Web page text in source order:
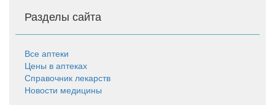
Разделы сайта
Все аптеки
Цены в аптеках
Справочник лекарств
Новости медицины